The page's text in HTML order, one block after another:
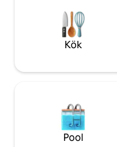
exceptionellt ställe att
privat tid med familjen
romantiska dagar
våra recensioner!
Kök
Pool